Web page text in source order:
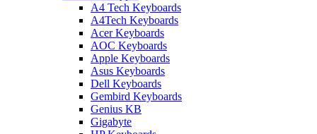
A4 Tech Keyboards
A4Tech Keyboards
Acer Keyboards
AOC Keyboards
Apple Keyboards
Asus Keyboards
Dell Keyboards
Gembird Keyboards
Genius KB
Gigabyte